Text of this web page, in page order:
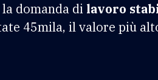
domanda di lavoro
45mila, il valore più